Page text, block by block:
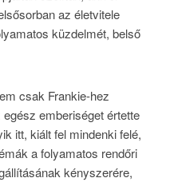
az életvitele
küzdelmét, belső
csak Frankie-hez
emberiséget értette
itt, kiált fel mindenki felé,
a folyamatos rendőri
kényszerére,